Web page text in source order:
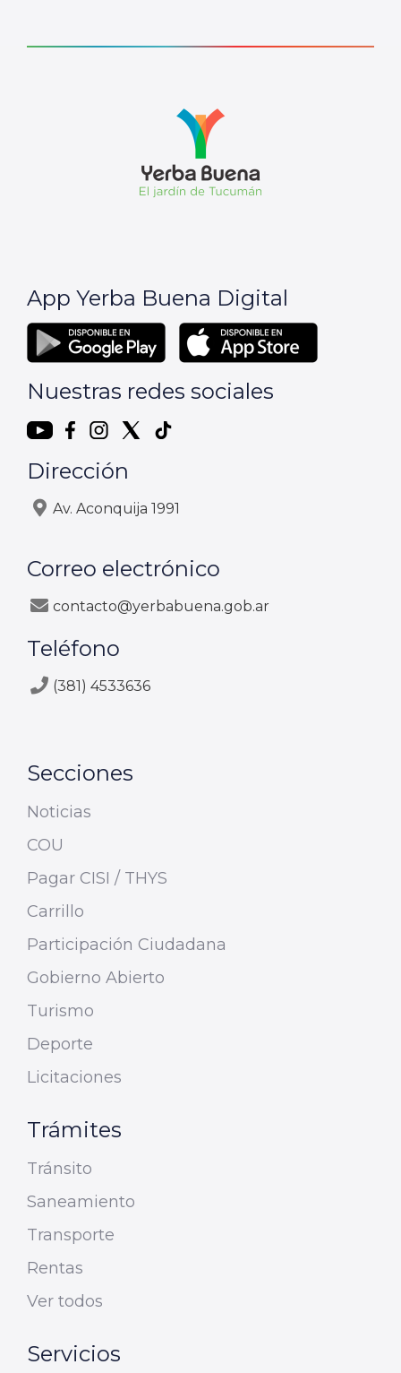
App Yerba Buena Digital
Nuestras redes sociales
Dirección
Av. Aconquija 1991
Correo electrónico
contacto@yerbabuena.gob.ar
Teléfono
(381) 4533636
Secciones
Noticias
COU
Pagar CISI / THYS
Carrillo
Participación Ciudadana
Gobierno Abierto
Turismo
Deporte
Licitaciones
Trámites
Tránsito
Saneamiento
Transporte
Rentas
Ver todos
Servicios